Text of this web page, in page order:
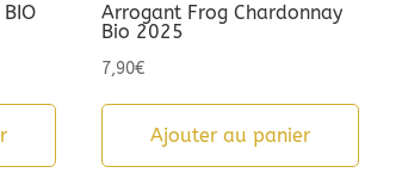
Arrogant Frog Chardonnay
Bio 2025
7,90€
Ajouter au panier